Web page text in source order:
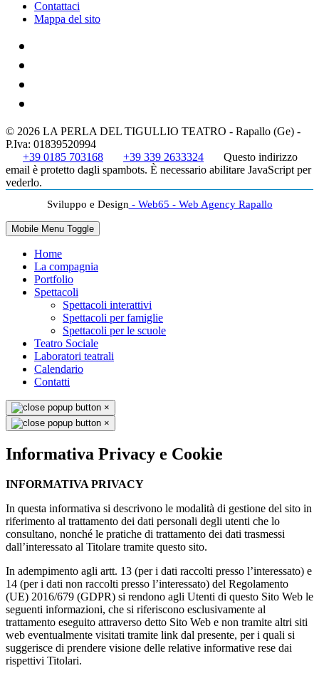
Contattaci
Mappa del sito
© 2026 LA PERLA DEL TIGULLIO TEATRO - Rapallo (Ge) -
P.Iva: 01839520994
+39 0185 703168
+39 339 2633324
Questo indirizzo
email è protetto dagli spambots. È necessario abilitare JavaScript per
vederlo.
Sviluppo e Design - Web65 - Web Agency Rapallo
Mobile Menu Toggle
Home
La compagnia
Portfolio
Spettacoli
Spettacoli interattivi
Spettacoli per famiglie
Spettacoli per le scuole
Teatro Sociale
Laboratori teatrali
Calendario
Contatti
×
×
Informativa Privacy e Cookie
INFORMATIVA PRIVACY
In questa informativa si descrivono le modalità di gestione del sito in
riferimento al trattamento dei dati personali degli utenti che lo
consultano, nonché le pratiche di trattamento dei dati trasmessi
dall’interessato al Titolare tramite questo sito.
In adempimento agli artt. 13 (per i dati raccolti presso l’interessato) e
14 (per i dati non raccolti presso l’interessato) del Regolamento
(UE) 2016/679 (GDPR) si rendono agli Utenti di questo Sito Web le
seguenti informazioni, che si riferiscono esclusivamente al
trattamento eseguito attraverso detto Sito Web e non tramite altri siti
web eventualmente visitati tramite link dal presente, per i quali si
suggerisce di prendere visione delle relative informative rese dai
rispettivi Titolari.